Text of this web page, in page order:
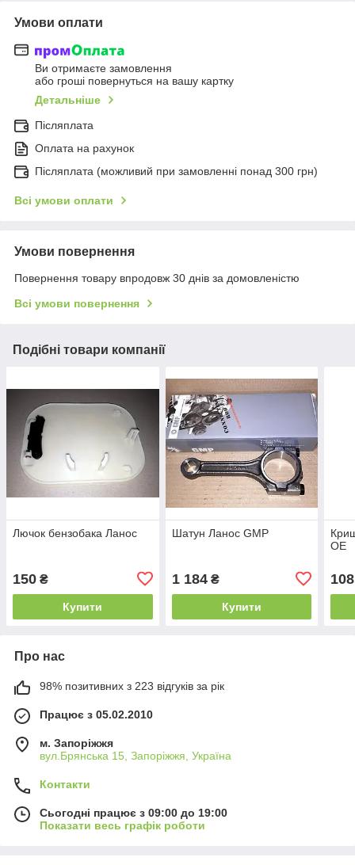
Умови оплати
Ви отримаєте замовлення
або гроші повернуться на вашу картку
Детальніше
Післяплата
Оплата на рахунок
Післяплата (можливий при замовленні понад 300 грн)
Всі умови оплати
Умови повернення
Повернення товару впродовж 30 днів за домовленістю
Всі умови повернення
Подібні товари компанії
Лючок бензобака Ланос
150 ₴
Купити
Шатун Ланос GMP
1 184₴
Купити
OE
108
Про нас
98% позитивних з 223 відгуків за рік
Працює з 05.02.2010
м. Запоріжжя
вул.Брянська 15, Запоріжжя, Україна
Контакти
Сьогодні працює з 09:00 до 19:00
Показати весь графік роботи